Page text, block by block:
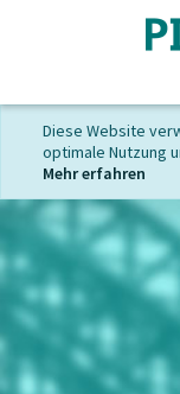
Diese Website
optimale Nutzung
Mehr erfahren